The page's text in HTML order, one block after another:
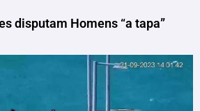
disputam Homens “a tapa”